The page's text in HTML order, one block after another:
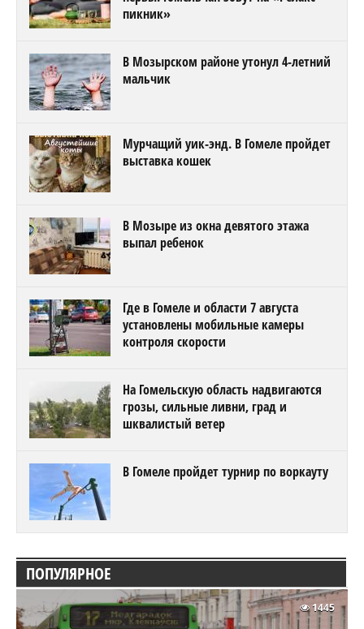
пикник»
В Мозырском районе утонул 4-летний
мальчик
Мурчащий уик-энд. В Гомеле пройдет
выставка кошек
В Мозыре из окна девятого этажа
выпал ребенок
Где в Гомеле и области 7 августа
установлены мобильные камеры
контроля скорости
На Гомельскую область надвигаются
грозы, сильные ливни, град и
шквалистый ветер
В Гомеле пройдет турнир по воркауту
ПОПУЛЯРНОЕ
1445